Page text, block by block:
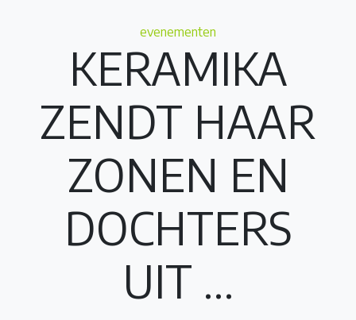
Categories
evenementen
KERAMIKA
ZENDT HAAR
ZONEN EN
DOCHTERS
UIT …